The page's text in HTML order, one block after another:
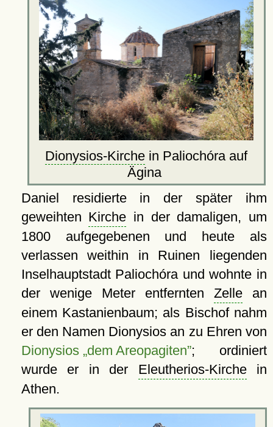
Dionysios-Kirche in Paliochóra auf
Ägina
Daniel residierte in der später ihm
geweihten Kirche in der damaligen, um
1800 aufgegebenen und heute als
verlassen weithin in Ruinen liegenden
Inselhauptstadt Paliochóra und wohnte in
der wenige Meter entfernten Zellean
einem Kastanienbaum; als Bischof nahm
er den Namen Dionysios an zu Ehren von
Dionysios „dem Areopagiten”; ordiniert
wurde er in der Eleutherios-Kirchein
Athen.